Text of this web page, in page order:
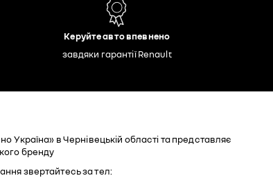
Керуйте авто впевнено
завдяки гарантії Renault
Україна» в Чернівецькій області та представляє
бренду
звертайтесь за тел: